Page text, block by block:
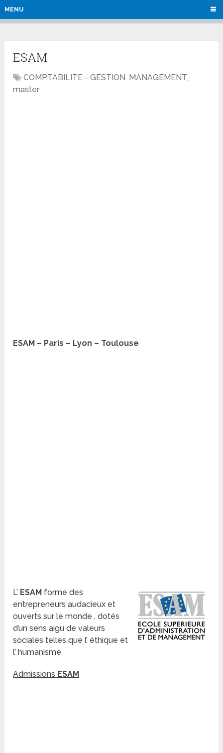
MENU
ESAM
COMPTABILITE - GESTION, MANAGEMENT,
master
ESAM – Paris – Lyon – Toulouse
L’ ESAM forme des
entrepreneurs audacieux et
ouverts sur le monde , dotés
d’un sens aigu de valeurs
sociales telles que l’ éthique et
l’ humanisme
Admissions ESAM